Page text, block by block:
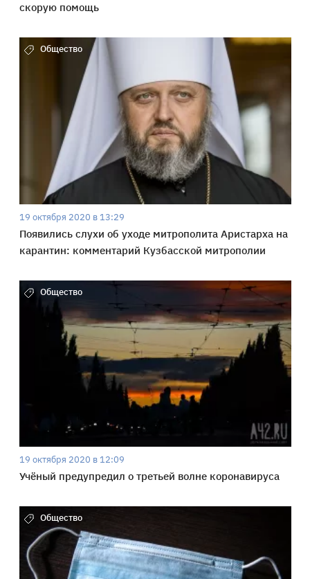
скорую помощь
Общество
19 октября 2020 в 13:29
Появились слухи об уходе митрополита Аристарха на
карантин: комментарий Кузбасской митрополии
Общество
19 октября 2020 в 12:09
Учёный предупредил о третьей волне коронавируса
Общество